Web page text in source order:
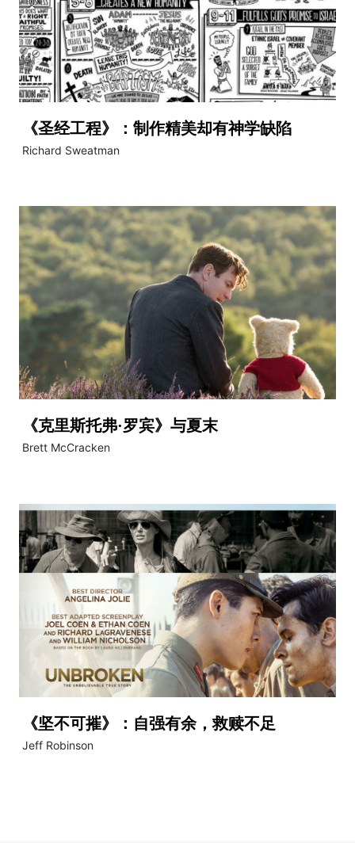
《圣经工程》：制作精美却有神学缺陷
Richard Sweatman
《克里斯托弗·罗宾》与夏末
Brett McCracken
《坚不可摧》：自强有余，救赎不足
Jeff Robinson